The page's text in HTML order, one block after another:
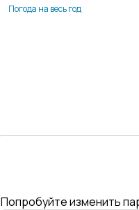
Погода на весь год
Попробуйте изменить